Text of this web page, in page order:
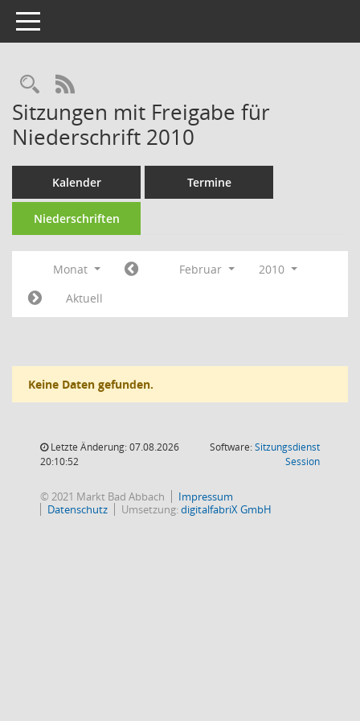
Toggle navigation
RSS-Feed
Sitzungen mit Freigabe für
Niederschrift 2010
Kalender Termine
Niederschriften
Monat Februar
2010
Aktuell
Keine Daten gefunden.
Letzte Änderung: 07.08.2026
20:10:52
Software:Sitzungsdienst
Session(Wird in
© 2021 Markt Bad Abbach
Impressum
Datenschutz
Umsetzung:digitalfabriX GmbH